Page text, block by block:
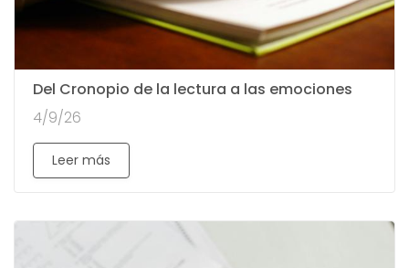
Del Cronopio de la lectura a las emociones
4/9/26
Leer más